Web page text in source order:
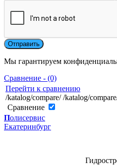
Мы гарантируем
Сравнение - (0)
Перейти к сравнению
/katalog/compare/ /katalog/
Cравнение
Полисервис
Екатеринбург